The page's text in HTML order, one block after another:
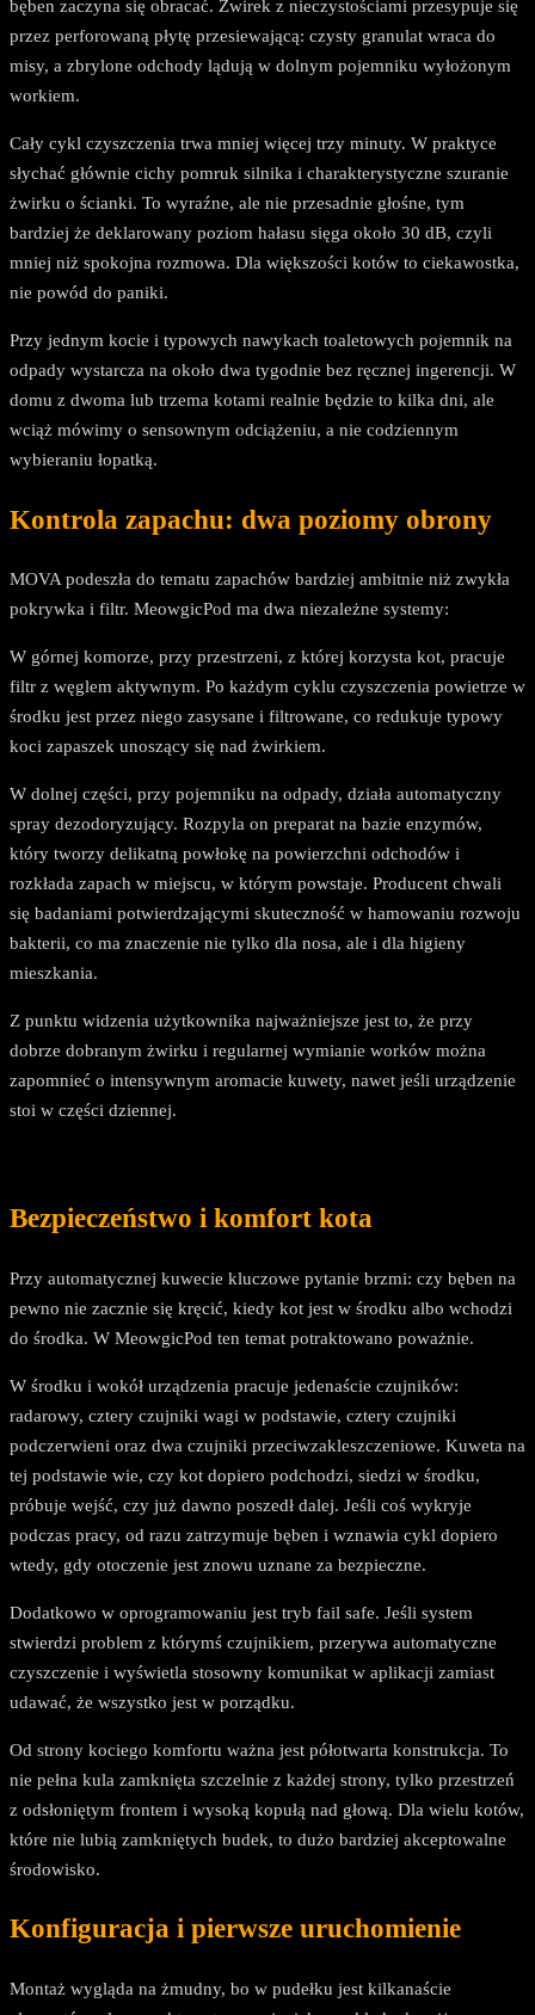
bęben zaczyna się obracać. Żwirek z nieczystościami przesypuje się
przez perforowaną płytę przesiewającą: czysty granulat wraca do
misy, a zbrylone odchody lądują w dolnym pojemniku wyłożonym
workiem.
Cały cykl czyszczenia trwa mniej więcej trzy minuty. W praktyce
słychać głównie cichy pomruk silnika i charakterystyczne szuranie
żwirku o ścianki. To wyraźne, ale nie przesadnie głośne, tym
bardziej że deklarowany poziom hałasu sięga około 30 dB, czyli
mniej niż spokojna rozmowa. Dla większości kotów to ciekawostka,
nie powód do paniki.
Przy jednym kocie i typowych nawykach toaletowych pojemnik na
odpady wystarcza na około dwa tygodnie bez ręcznej ingerencji. W
domu z dwoma lub trzema kotami realnie będzie to kilka dni, ale
wciąż mówimy o sensownym odciążeniu, a nie codziennym
wybieraniu łopatką.
Kontrola zapachu: dwa poziomy obrony
MOVA podeszła do tematu zapachów bardziej ambitnie niż zwykła
pokrywka i filtr. MeowgicPod ma dwa niezależne systemy:
W górnej komorze, przy przestrzeni, z której korzysta kot, pracuje
filtr z węglem aktywnym. Po każdym cyklu czyszczenia powietrze w
środku jest przez niego zasysane i filtrowane, co redukuje typowy
koci zapaszek unoszący się nad żwirkiem.
W dolnej części, przy pojemniku na odpady, działa automatyczny
spray dezodoryzujący. Rozpyla on preparat na bazie enzymów,
który tworzy delikatną powłokę na powierzchni odchodów i
rozkłada zapach w miejscu, w którym powstaje. Producent chwali
się badaniami potwierdzającymi skuteczność w hamowaniu rozwoju
bakterii, co ma znaczenie nie tylko dla nosa, ale i dla higieny
mieszkania.
Z punktu widzenia użytkownika najważniejsze jest to, że przy
dobrze dobranym żwirku i regularnej wymianie worków można
zapomnieć o intensywnym aromacie kuwety, nawet jeśli urządzenie
stoi w części dziennej.
Bezpieczeństwo i komfort kota
Przy automatycznej kuwecie kluczowe pytanie brzmi: czy bęben na
pewno nie zacznie się kręcić, kiedy kot jest w środku albo wchodzi
do środka. W MeowgicPod ten temat potraktowano poważnie.
W środku i wokół urządzenia pracuje jedenaście czujników:
radarowy, cztery czujniki wagi w podstawie, cztery czujniki
podczerwieni oraz dwa czujniki przeciwzakleszczeniowe. Kuweta na
tej podstawie wie, czy kot dopiero podchodzi, siedzi w środku,
próbuje wejść, czy już dawno poszedł dalej. Jeśli coś wykryje
podczas pracy, od razu zatrzymuje bęben i wznawia cykl dopiero
wtedy, gdy otoczenie jest znowu uznane za bezpieczne.
Dodatkowo w oprogramowaniu jest tryb fail safe. Jeśli system
stwierdzi problem z którymś czujnikiem, przerywa automatyczne
czyszczenie i wyświetla stosowny komunikat w aplikacji zamiast
udawać, że wszystko jest w porządku.
Od strony kociego komfortu ważna jest półotwarta konstrukcja. To
nie pełna kula zamknięta szczelnie z każdej strony, tylko przestrzeń
z odsłoniętym frontem i wysoką kopułą nad głową. Dla wielu kotów,
które nie lubią zamkniętych budek, to dużo bardziej akceptowalne
środowisko.
Konfiguracja i pierwsze uruchomienie
Montaż wygląda na żmudny, bo w pudełku jest kilkanaście